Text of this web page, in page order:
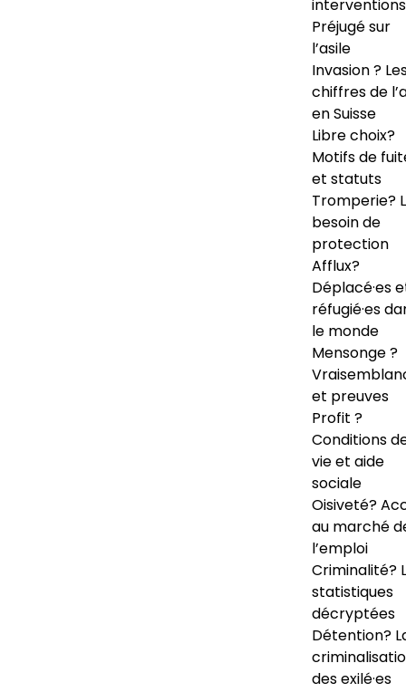
interventions
Préjugé sur
l’asile
Invasion ?
chiffres de
en Suisse
Libre choix?
Motifs de
et statuts
Tromperie?
besoin de
protection
Afflux?
Déplacé·es
réfugié·es
le monde
Mensonge ?
et preuves
Profit ?
Conditions
vie et aide
sociale
Oisiveté?
au marché
l’emploi
Criminalité?
statistiques
décryptées
Détention?
des exilé·es